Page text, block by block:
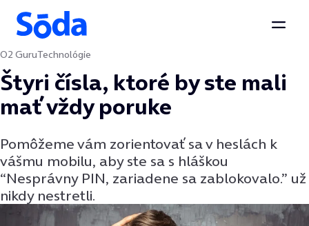
Preskočiť na obsah
O2 GuruTechnológie
Štyri čísla, ktoré by ste mali
mať vždy poruke
Pomôžeme vám zorientovať sa v heslách k
vášmu mobilu, aby ste sa s hláškou
“Nesprávny PIN, zariadene sa zablokovalo.” už
nikdy nestretli.